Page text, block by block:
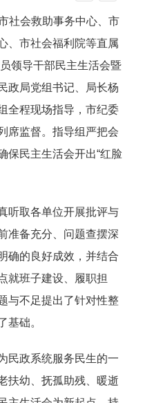
社会救助事务中心、市
、市社会福利院等直属
领导干部民主生活会暨
政局党组书记、局长杨
全程现场指导，市纪委
席监督。指导组严把会
保民主生活会开出“红脸
听取各单位开展批评与
准备充分、问题查摆深
确的良好成效，并结合
就班子建设、履职担
与不足提出了针对性整
基础。
民政系统服务民生的一
扶幼、抚孤助残、暖逝